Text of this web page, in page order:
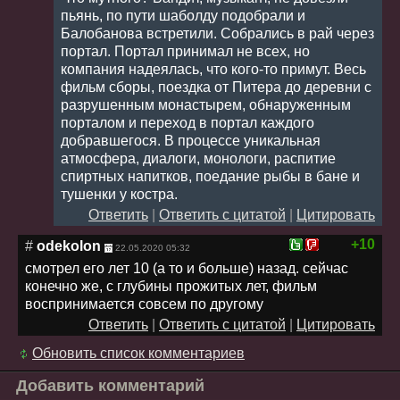
пьянь, по пути шаболду подобрали и
Балобанова встретили. Собрались в рай через
портал. Портал принимал не всех, но
компания надеялась, что кого-то примут. Весь
фильм сборы, поездка от Питера до деревни с
разрушенным монастырем, обнаруженным
порталом и переход в портал каждого
добравшегося. В процессе уникальная
атмосфера, диалоги, монологи, распитие
спиртных напитков, поедание рыбы в бане и
тушенки у костра.
Ответить
Ответить с цитатой
Цитировать
+10
# odekolon 22.05.2020 05:32
смотрел его лет 10 (а то и больше) назад. сейчас
конечно же, с глубины прожитых лет, фильм
воспринимается совсем по другому
Ответить
Ответить с цитатой
Цитировать
Обновить список комментариев
Добавить комментарий